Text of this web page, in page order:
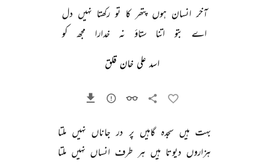
آخر انسان ہوں پتھر کا تو رکھتا نہیں دل
اے
بتو اتنا ستاؤ نہ خدارا مجھ کو
اسد علی خان قلق
بہت ہیں سجدہ گاہیں پر در جاناں نہیں ملتا
ہزاروں دیوتا ہیں ہر طرف انساں نہیں ملتا